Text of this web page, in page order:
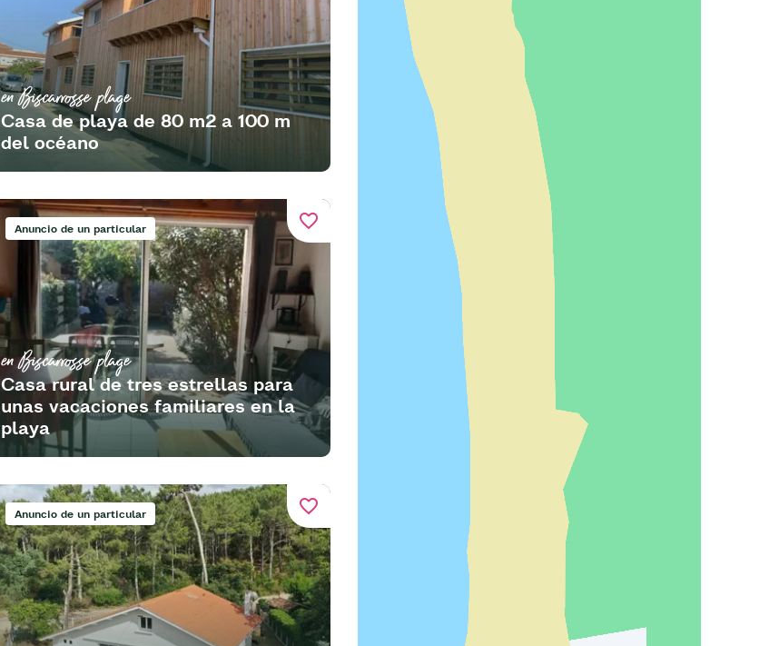
en Biscarrosse plage
Casa de playa de 80 m2 a 100 m
del océano
favorite_border
Anuncio de un particular
en Biscarrosse plage
Casa rural de tres estrellas para
unas vacaciones familiares en la
playa
favorite_border
Anuncio de un particular